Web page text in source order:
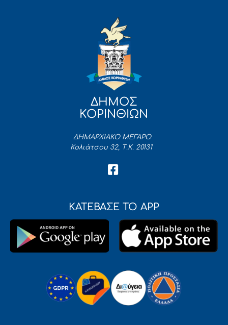
ΔΗΜΟΣ
ΚΟΡΙΝΘΙΩΝ
ΔΗΜΑΡΧΙΑΚΟ ΜΕΓΑΡΟ
Κολιάτσου 32, Τ.Κ. 20131
ΚΑΤΕΒΑΣΕ ΤΟ APP